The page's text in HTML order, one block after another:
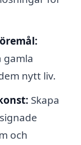
gamla
nytt liv.
Skapa
och